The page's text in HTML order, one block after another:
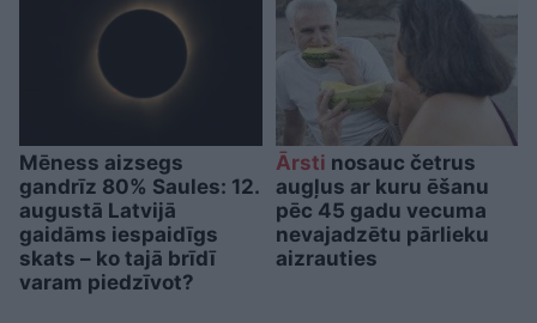
Mēness aizsegs
gandrīz 80% Saules: 12.
augustā Latvijā
gaidāms iespaidīgs
skats – ko tajā brīdī
varam piedzīvot?
Ārsti nosauc četrus
augļus ar kuru ēšanu
pēc 45 gadu vecuma
nevajadzētu pārlieku
aizrauties